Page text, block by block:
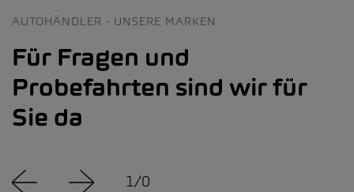
AUTOHÄNDLER - UNSERE MARKEN
Für Fragen und
Probefahrten sind wir für
Sie da
1/0